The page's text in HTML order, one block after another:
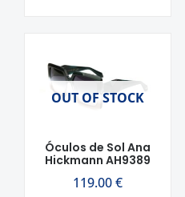
OUT OF STOCK
Óculos de Sol Ana
Hickmann AH9389
119.00€